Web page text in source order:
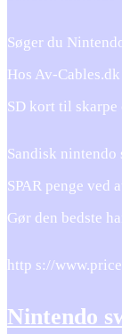
Søger du
Hos Av-
SD kort til
Sandisk
SPAR penge ved
Gør den bedste
http s://
Nintendo